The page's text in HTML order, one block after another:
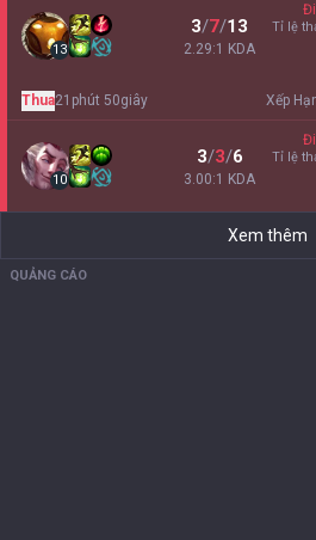
13
3/7/13
2.29:1 KDA
Tỉ lệ
Xếp
Thua21phút 50giây
10
3/3/6
3.00:1 KDA
Tỉ lệ
Xem thêm
QUẢNG CÁO